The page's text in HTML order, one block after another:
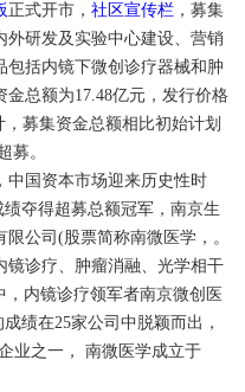
正式开市， 社区宣传栏 ，募集
外研发及实验中心建设、营销
包括内镜下微创诊疗器械和肿
总额为17.48亿元，发行价格
，募集资金总额相比初始计划
募。
中国资本市场迎来历史性时
绩夺得超募总额冠军，南京生
公司(股票简称南微医学，。
镜诊疗、肿瘤消融、光学相干
内镜诊疗领军者南京微创医
绩在25家公司中脱颖而出，
业之一， 南微医学成立于